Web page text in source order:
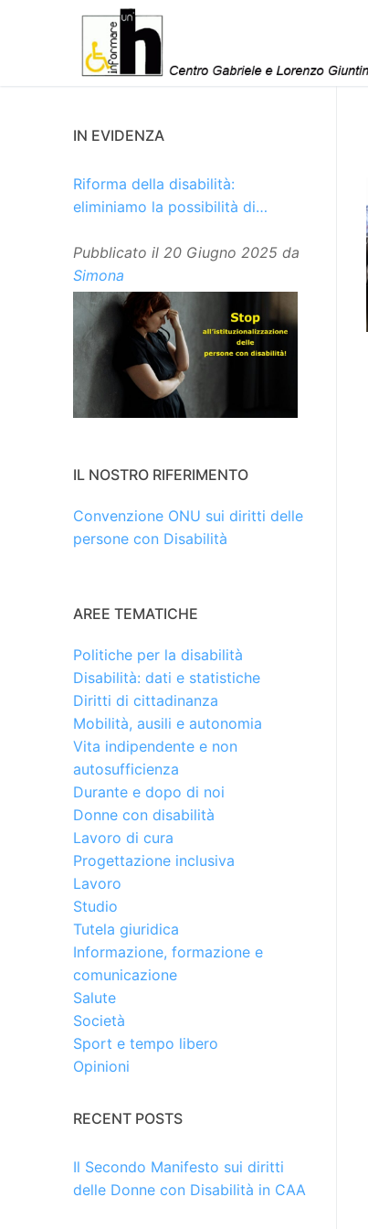
IN EVIDENZA
Riforma della disabilità:
eliminiamo la possibilità di
Pubblicato il 20 Giugno 2025 da
Simona
IL NOSTRO RIFERIMENTO
Convenzione ONU sui diritti delle
persone con Disabilità
AREE TEMATICHE
Politiche per la disabilità
Disabilità: dati e statistiche
Diritti di cittadinanza
Mobilità, ausili e autonomia
Vita indipendente e non
autosufficienza
Durante e dopo di noi
Donne con disabilità
Lavoro di cura
Progettazione inclusiva
Lavoro
Studio
Tutela giuridica
Informazione, formazione e
comunicazione
Salute
Società
Sport e tempo libero
Opinioni
RECENT POSTS
Il Secondo Manifesto sui diritti
delle Donne con Disabilità in CAA